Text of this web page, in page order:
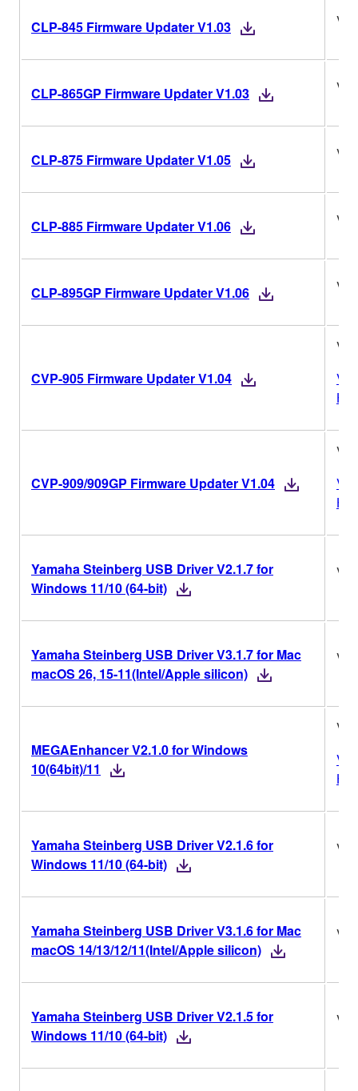
CLP-845 Firmware Updater V1.03
CLP-865GP Firmware Updater V1.03
CLP-875 Firmware Updater V1.05
CLP-885 Firmware Updater V1.06
CLP-895GP Firmware Updater V1.06
CVP-905 Firmware Updater V1.04
CVP-909/909GP Firmware Updater V1.04
Yamaha Steinberg USB Driver V2.1.7 for
Windows 11/10 (64-bit)
Yamaha Steinberg USB Driver V3.1.7 for Mac
macOS 26, 15-11(Intel/Apple silicon)
MEGAEnhancer V2.1.0 for Windows
10(64bit)/11
Yamaha Steinberg USB Driver V2.1.6 for
Windows 11/10 (64-bit)
Yamaha Steinberg USB Driver V3.1.6 for Mac
macOS 14/13/12/11(Intel/Apple silicon)
Yamaha Steinberg USB Driver V2.1.5 for
Windows 11/10 (64-bit)